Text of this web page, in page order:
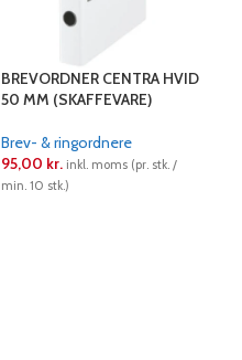
BREVORDNER CENTRA HVID
50 MM (SKAFFEVARE)
Brev- & ringordnere
95,00 kr. inkl. moms (pr. stk. /
min. 10 stk.)